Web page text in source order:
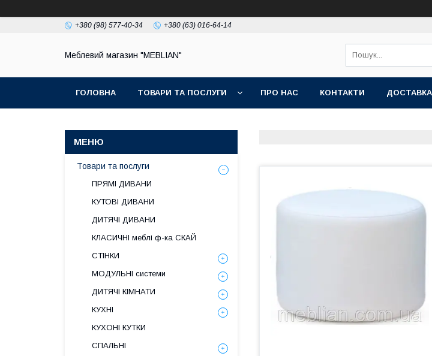
+380 (98) 577-40-34 +380 (63) 016-64-14
Меблевий магазин "MEBLIAN"
ГОЛОВНА ТОВАРИ ТА ПОСЛУГИ ПРО НАС КОНТАКТИ
Товари та послуги
ПРЯМІ ДИВАНИ
КУТОВІ ДИВАНИ
ДИТЯЧІ ДИВАНИ
КЛАСИЧНІ меблі ф-ка СКАЙ
СТІНКИ
МОДУЛЬНІ системи
ДИТЯЧІ КІМНАТИ
КУХНІ
КУХОНІ КУТКИ
СПАЛЬНІ